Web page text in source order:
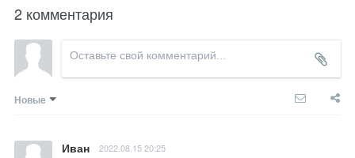
2 комментария
Новые
Иван 2022.08.15 20:25